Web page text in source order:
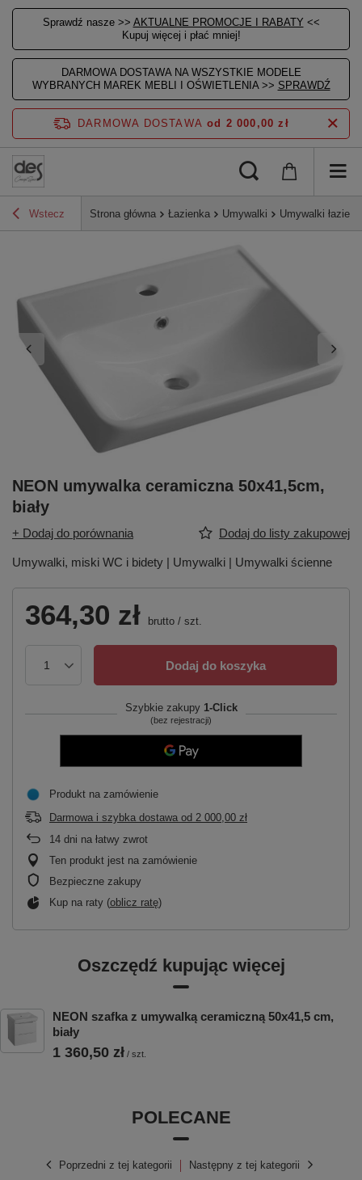
Sprawdź nasze >> AKTUALNE PROMOCJE I RABATY <<
Kupuj więcej i płać mniej!
DARMOWA DOSTAWA NA WSZYSTKIE MODELE
WYBRANYCH MAREK MEBLI I OŚWIETLENIA >> SPRAWDŹ
DARMOWA DOSTAWA od 2 000,00 zł
Wstecz Strona główna Łazienka Umywalki Umywalki
NEON umywalka ceramiczna 50x41,5cm,
biały
+ Dodaj do porównania Dodaj do listy zakupowej
Umywalki, miski WC i bidety | Umywalki | Umywalki ścienne
364,30 zł brutto / szt.
Dodaj do koszyka
Szybkie zakupy 1-Click
(bez rejestracji)
Produkt na zamówienie
Darmowa i szybka dostawa od 2 000,00 zł
14 dni na łatwy zwrot
Ten produkt jest na zamówienie
Bezpieczne zakupy
Kup na raty (oblicz ratę)
Oszczędź kupując więcej
NEON szafka z umywalką ceramiczną 50x41,5 cm,
biały
1 360,50 zł / szt.
POLECANE
Poprzedni z tej kategorii Następny z tej kategorii